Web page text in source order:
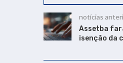
notícias
Assetba
isenção da